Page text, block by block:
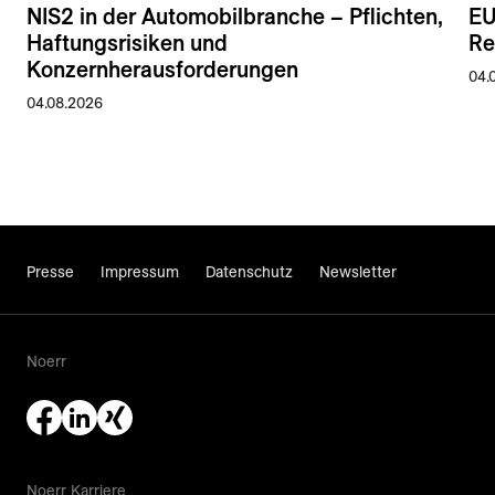
NIS2 in der Automobilbranche – Pflichten,
Haftungsrisiken und
Konzernherausforderungen
04.08.2026
Presse Impressum Datenschutz Newsletter
Noerr
Noerr Karriere